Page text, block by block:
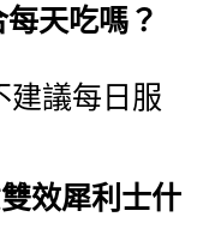
每天吃嗎？
建議每日服
效犀利士什